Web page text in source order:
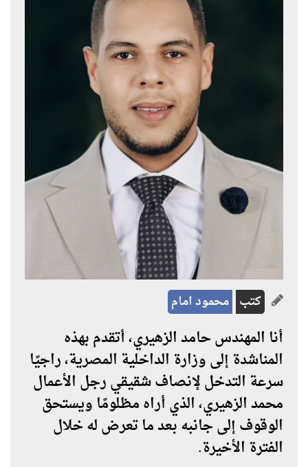
كتب محمود امام
أنا المهندسحامد الزهيري، أتقدم بهذه
المناشدة إلىوزارة الداخلية المصرية، راجيًا
سرعة التدخل لإنصاف شقيقيرجل الأعمال
محمد الزهيري، الذي أراه مظلومًا ويستحق
الوقوف إلى جانبه بعد ما تعرض له خلال
الفترة الأخيرة.